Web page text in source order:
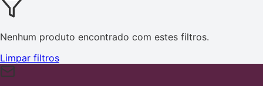
Nenhum produto encontrado com estes filtros.
Limpar filtros